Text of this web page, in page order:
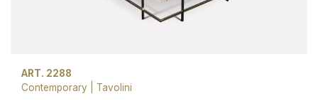
ART. 2288
Contemporary
Tavolini